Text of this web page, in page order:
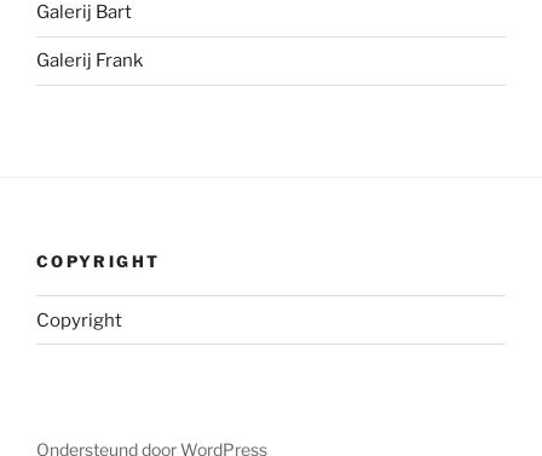
Galerij Bart
Galerij Frank
COPYRIGHT
Copyright
Ondersteund door WordPress